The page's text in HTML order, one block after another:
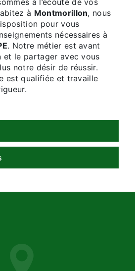
à Montmorillon, nous
pour vous
nécessaires à
. Notre métier est avant
et le partager avec vous
notre désir de réussir.
est qualifiée et travaille